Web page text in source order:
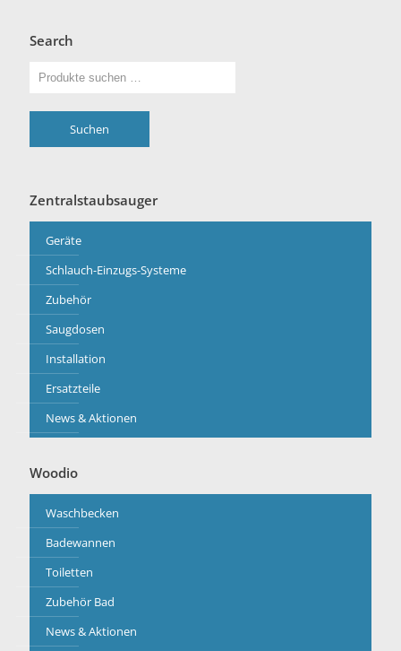
Search
Suchen
Zentralstaubsauger
Geräte
Schlauch-Einzugs-Systeme
Zubehör
Saugdosen
Installation
Ersatzteile
News & Aktionen
Woodio
Waschbecken
Badewannen
Toiletten
Zubehör Bad
News & Aktionen